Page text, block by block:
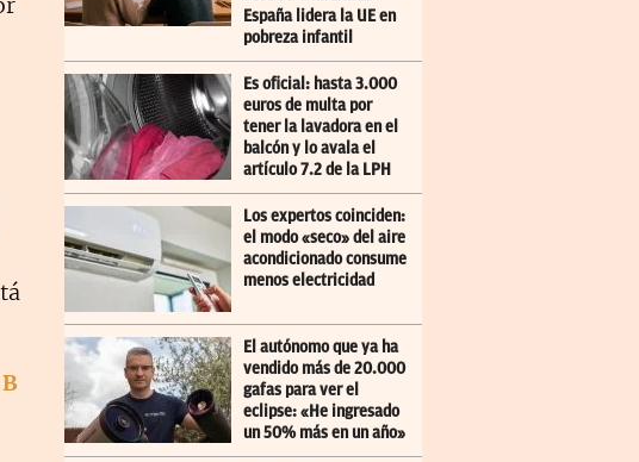
España lidera la UE en
pobreza infantil
Es oficial: hasta 3.000
euros de multa por
tener la lavadora en el
balcón y lo avala el
artículo 7.2 de la LPH
Los expertos coinciden:
el modo «seco» del aire
acondicionado consume
menos electricidad
El autónomo que ya ha
vendido más de 20.000
gafas para ver el
eclipse: «He ingresado
un 50% más en un año»